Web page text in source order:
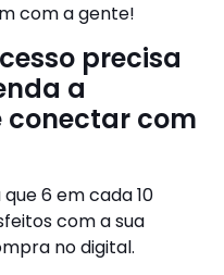
com a gente!
precisa
a
conectar com
6 em cada 10
com a sua
no digital.